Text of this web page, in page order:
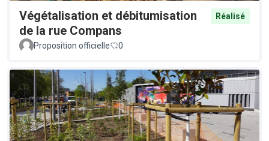
Végétalisation et débitumisation
de la rue Compans
Réalisé
Proposition officielle 0